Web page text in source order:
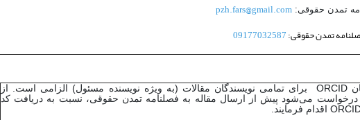
تمدن حقوقی: pzh.fars@gmail.com
تمدن حقوقی:
ارائه شناسه رایگان ORCID برای تمامی نویسندگان مقالات (به ویژه نویسنده مسئول) الزامی است. از
درخواست می‌شود پیش از ارسال مقاله به فصلنامه تمدن حقوقی، نسبت به دریافت کد